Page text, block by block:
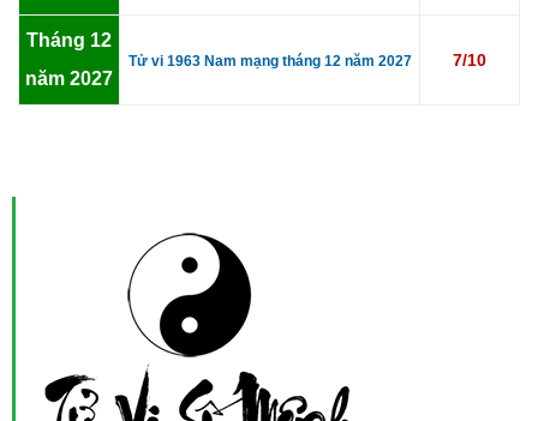
Tháng 12
năm 2027
Tử vi 1963 Nam mạng tháng 12 năm 2027 7/10